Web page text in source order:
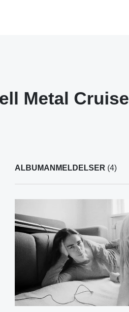
Metal Cruise
ALBUMANMELDELSER (4)